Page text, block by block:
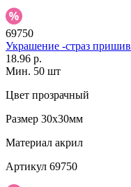
69750
Украшение -страз
18.96 р.
Мин. 50 шт
Цвет прозрачный
Размер 30х30мм
Материал акрил
Артикул 69750